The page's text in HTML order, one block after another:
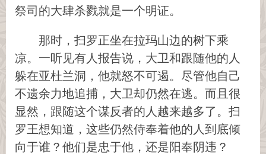
祭司的大肆杀戮就是一个明证。
那时，扫罗正坐在拉玛山边的树下乘
凉。一听见有人报告说，大卫和跟随他的人
躲在亚杜兰洞，他就怒不可遏。尽管他自己
不遗余力地追捕，大卫却仍然在逃。而且很
显然，跟随这个谋反者的人越来越多了。扫
罗王想知道，这些仍然侍奉着他的人到底倾
向于谁？他们是忠于他，还是阳奉阴违？